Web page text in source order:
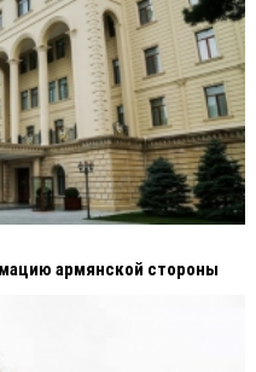
армянской стороны